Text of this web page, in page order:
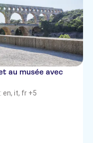
au musée avec
en, it, fr +5